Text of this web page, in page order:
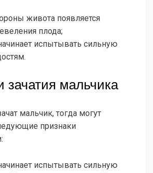
живота появляется
плода;
испытывать сильную
зачатия мальчика
мальчик, тогда могут
признаки
испытывать сильную